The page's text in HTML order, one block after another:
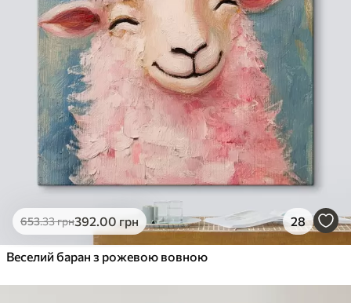
653.33грн392.00 грн 28
Веселий баран з рожевою вовною